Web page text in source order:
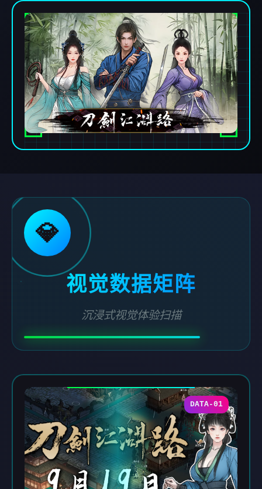
💎
视觉数据矩阵
沉浸式视觉体验扫描
DATA-01